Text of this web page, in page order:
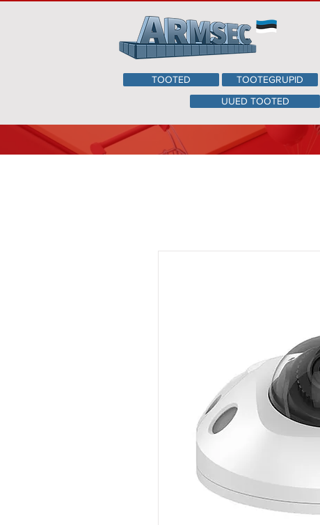
TOOTED
TOOTEGRUPID
UUED TOOTED